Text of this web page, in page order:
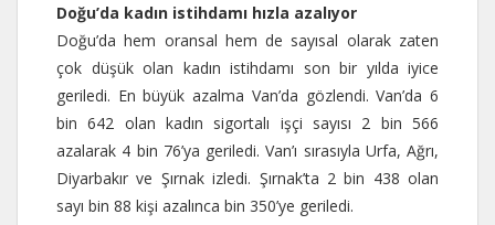
Doğu’da kadın istihdamı hızla azalıyor
Doğu’da hem oransal hem de sayısal olarak zaten
çok düşük olan kadın istihdamı son bir yılda iyice
geriledi. En büyük azalma Van’da gözlendi. Van’da 6
bin 642 olan kadın sigortalı işçi sayısı 2 bin 566
azalarak 4 bin 76’ya geriledi. Van’ı sırasıyla Urfa, Ağrı,
Diyarbakır ve Şırnak izledi. Şırnak’ta 2 bin 438 olan
sayı bin 88 kişi azalınca bin 350’ye geriledi.